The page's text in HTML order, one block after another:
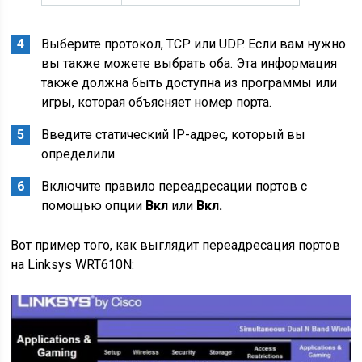
Выберите протокол, TCP или UDP. Если вам нужно
вы также можете выбрать оба. Эта информация
также должна быть доступна из программы или
игры, которая объясняет номер порта.
Введите статический IP-адрес, который вы
определили.
Включите правило переадресации портов с
помощью опции Вкл или Вкл.
Вот пример того, как выглядит переадресация портов
на Linksys WRT610N: